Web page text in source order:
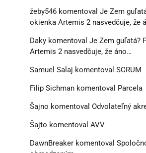
žeby546komentoval Je Zem
okienka Artemis 2 nasvedčuje, že
Dakykomentoval Je Zem guľatá?
Artemis 2 nasvedčuje, že áno…
Samuel Salaj komentoval SCRUM
Filip Sichmankomentoval Parcela
Šajno komentoval Odvolateľný
Šajto komentoval AVV
DawnBreakerkomentoval